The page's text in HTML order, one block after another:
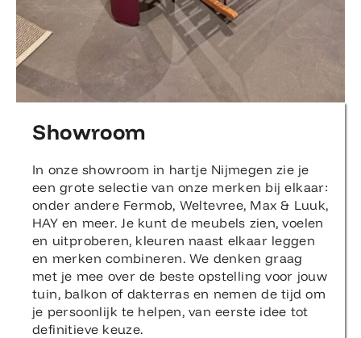
Showroom
In onze showroom in hartje Nijmegen zie je
een grote selectie van onze merken bij elkaar:
onder andere Fermob, Weltevree, Max & Luuk,
HAY en meer. Je kunt de meubels zien, voelen
en uitproberen, kleuren naast elkaar leggen
en merken combineren. We denken graag
met je mee over de beste opstelling voor jouw
tuin, balkon of dakterras en nemen de tijd om
je persoonlijk te helpen, van eerste idee tot
definitieve keuze.